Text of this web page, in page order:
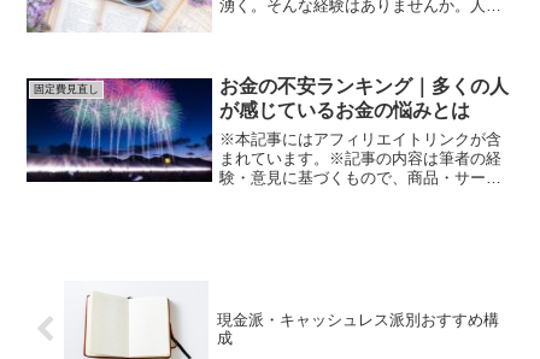
湧く。そんな経験はありませんか。人は
持続する満足感です。...
固定費見直し
お金の不安ランキング｜多くの人
が感じているお金の悩みとは
※本記事にはアフィリエイトリンクが含
まれています。※記事の内容は筆者の経
験・意見に基づくもので、商品・サービ
現金派・キャッシュレス派別おすすめ構
成